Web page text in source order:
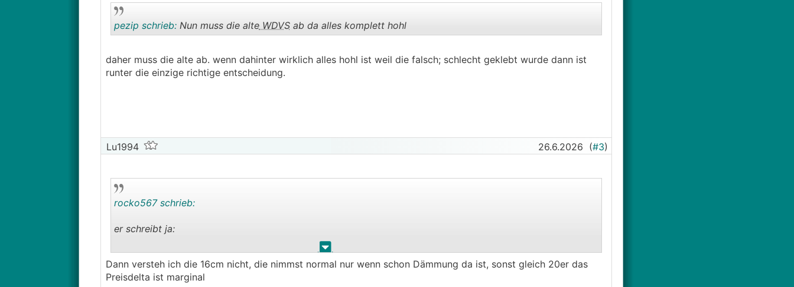
pezip schrieb:Nun muss die alteWDVSab da alles komplett hohl
daher muss die alte ab. wenn dahinter wirklich alles hohl ist weil die falsch; schlecht geklebt wurde dann ist
runter die einzige richtige entscheidung.
Lu1994 26.6.2026 (#3)
. .
rocko567 schrieb:
er schreibt ja:
──────..
pezip schrieb: Nun muss die alteWDVSab da alles komplett hohl
───────────────
Dann versteh ich die 16cm nicht, die nimmst normal nur wenn schon Dämmung da ist, sonst gleich 20er das
Preisdelta ist marginal